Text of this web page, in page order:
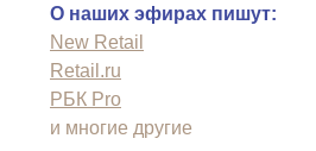
О наших эфирах пишут:
New Retail
Retail.ru
РБК Pro
и многие другие